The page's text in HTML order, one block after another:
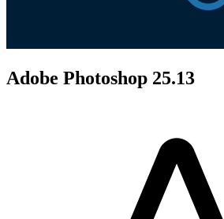
Adobe Photoshop 25.13